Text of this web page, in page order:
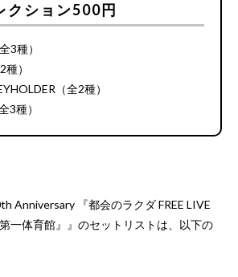
クション500円
3種）
）
（全2種）
3種）
Anniversary 『都会のラクダ FREE LIVE
一体育館』』のセットリストは、以下の